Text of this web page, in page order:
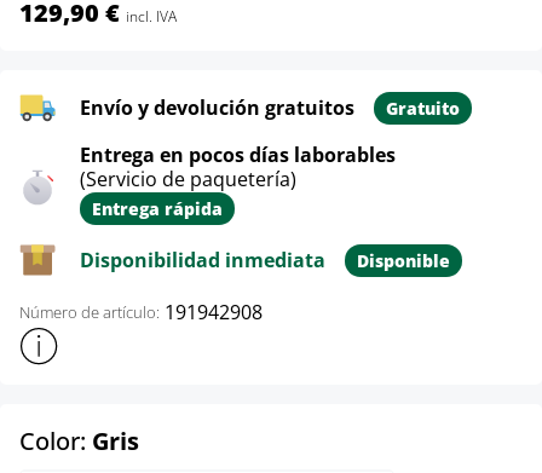
129,90 € incl. IVA
Envío y devolución gratuitos Gratuito
Entrega en pocos días laborables
(Servicio de paquetería)
Entrega rápida
Disponibilidad inmediata Disponible
Número de artículo: 191942908
Mostrar más información sobre el producto
Color: Grisselect